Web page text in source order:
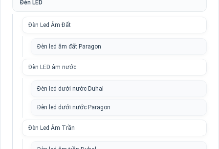
Đèn LED
Đèn Led Âm Đất
Đèn led âm đất Paragon
Đèn LED âm nước
Đèn led dưới nước Duhal
Đèn led dưới nước Paragon
Đèn Led Âm Trần